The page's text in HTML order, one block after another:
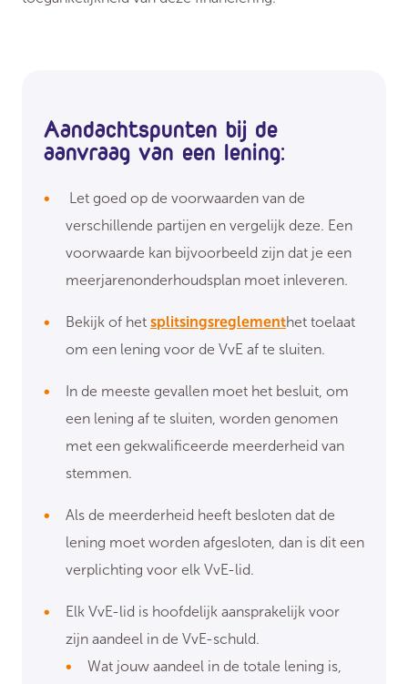
Aandachtspunten bij de
aanvraag van een lening:
Let goed op de voorwaarden van de
verschillende partijen en vergelijk deze. Een
voorwaarde kan bijvoorbeeld zijn dat je een
meerjarenonderhoudsplan moet inleveren.
Bekijk of het splitsingsreglementhet toelaat
om een lening voor de VvE af te sluiten.
In de meeste gevallen moet het besluit, om
een lening af te sluiten, worden genomen
met een gekwalificeerde meerderheid van
stemmen.
Als de meerderheid heeft besloten dat de
lening moet worden afgesloten, dan is dit een
verplichting voor elk VvE-lid.
Elk VvE-lid is hoofdelijk aansprakelijk voor
zijn aandeel in de VvE-schuld.
Wat jouw aandeel in de totale lening is,